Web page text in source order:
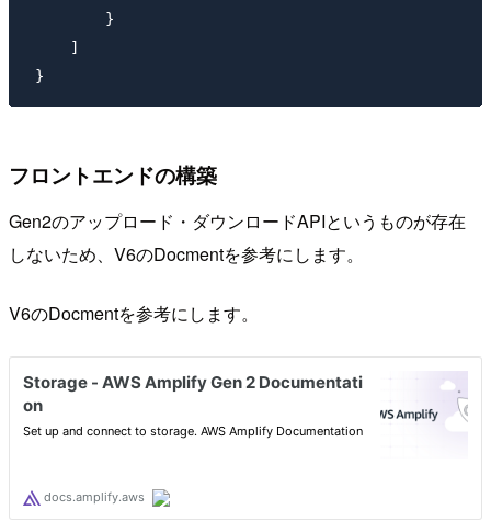
         }
     ]
フロントエンドの構築
Gen2のアップロード・ダウンロードAPIというものが存在
しないため、V6のDocmentを参考にします。
V6のDocmentを参考にします。